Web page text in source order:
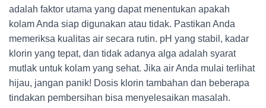
adalah faktor utama yang dapat menentukan apakah
kolam Anda siap digunakan atau tidak. Pastikan Anda
memeriksa kualitas air secara rutin. pH yang stabil, kadar
klorin yang tepat, dan tidak adanya alga adalah syarat
mutlak untuk kolam yang sehat. Jika air Anda mulai terlihat
hijau, jangan panik! Dosis klorin tambahan dan beberapa
tindakan pembersihan bisa menyelesaikan masalah.